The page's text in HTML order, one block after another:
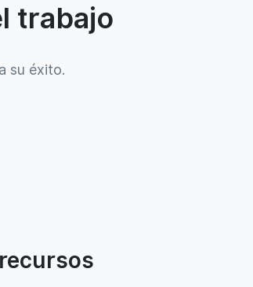
trabajo
su éxito.